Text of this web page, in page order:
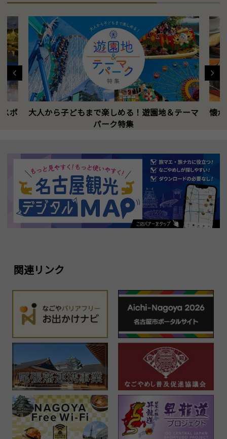
ポ
大人から子どもまで楽しめる！遊園地＆テーマ
パーク特集
懐
関連リンク